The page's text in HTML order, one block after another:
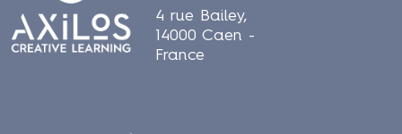
4 rue Bailey,
14000 Caen -
France